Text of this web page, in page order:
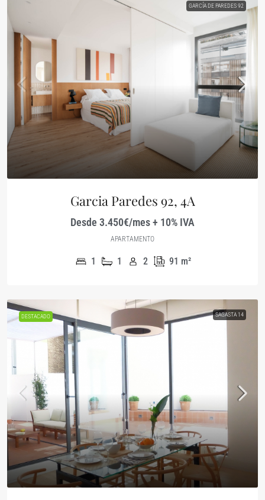
GARCÍA DE PAREDES 92
Garcia Paredes 92, 4A
Desde 3.450€/mes + 10% IVA
APARTAMENTO
1 1 2 91 m²
DESTACADO SAGASTA 14